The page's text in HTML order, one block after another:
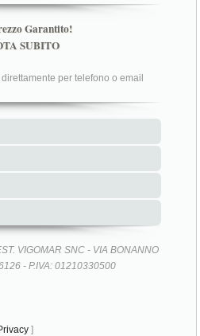
Garantito!
SUBITO
per telefono o email
VIGOMAR SNC - VIA BONANNO
- P.IVA: 01210330500
]